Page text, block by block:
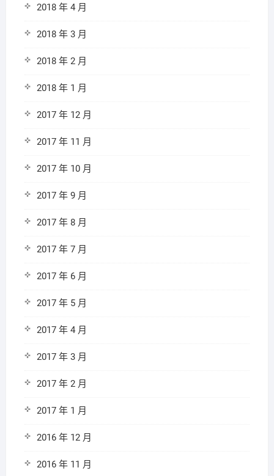
2018 年 4 月
2018 年 3 月
2018 年 2 月
2018 年 1 月
2017 年 12 月
2017 年 11 月
2017 年 10 月
2017 年 9 月
2017 年 8 月
2017 年 7 月
2017 年 6 月
2017 年 5 月
2017 年 4 月
2017 年 3 月
2017 年 2 月
2017 年 1 月
2016 年 12 月
2016 年 11 月